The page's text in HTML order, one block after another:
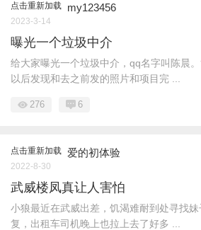
点击重新加载 my123456
2023-3-14
曝光一个垃圾中介
给大家曝光一个垃圾中介，qq名字叫陈晨
以后发现和去之前发的照片和项目完 ...
276 6
点击重新加载 爱的初体验
2022-8-30
武威楼凤真让人害怕
小狼最近在武威出差，饥渴难耐到处寻找
复，出租车司机晚上也拉上去了好多 ...